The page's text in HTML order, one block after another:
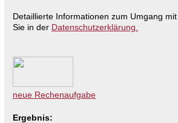
Detaillierte Informationen zum Umgang
Sie in der Datenschutzerklärung.
neue Rechenaufgabe
Ergebnis: